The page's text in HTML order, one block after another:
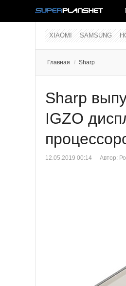
XIAOMI SAMSUNG
Главная / Sharp
Sharp
IGZO
12.05.2019 00:14 Автор: